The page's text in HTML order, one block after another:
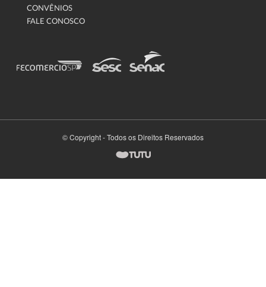
CONVÊNIOS
FALE CONOSCO
© Copyright - Todos os Direitos Reservados